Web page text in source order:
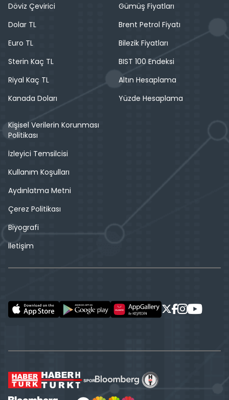
Döviz Çevirici
Dolar TL
Euro TL
Sterin Kaç TL
Riyal Kaç TL
Kanada Doları
Gümüş Fiyatları
Brent Petrol Fiyatı
Bilezik Fiyatları
BIST 100 Endeksi
Altın Hesaplama
Yüzde Hesaplama
Kişisel Verilerin Korunması
Politikası
İzleyici Temsilcisi
Kullanım Koşulları
Aydınlatma Metni
Çerez Politikası
Biyografi
İletişim